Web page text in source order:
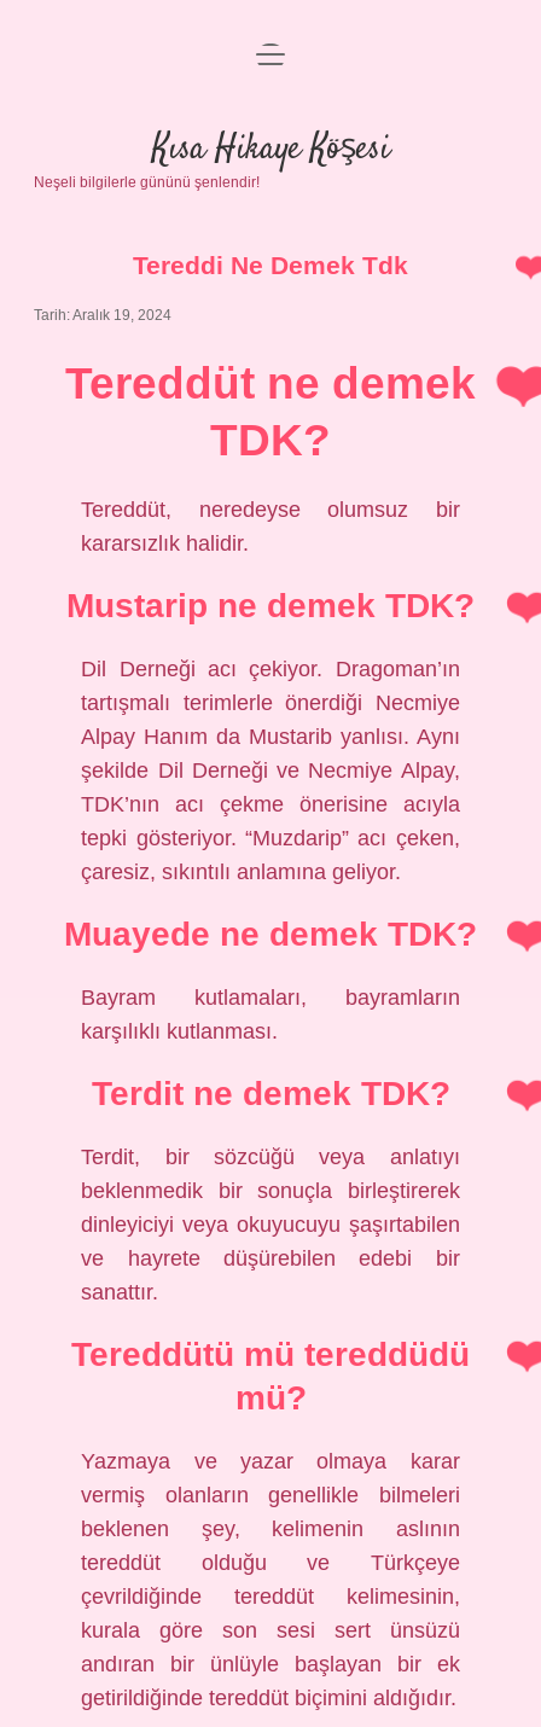
Anasayfa
Gizlilik Politikası
Yasal Uyarı
menüyü
Kısa Hikaye Köşesi
Neşeli bilgilerle gününü şenlendir!
Tereddi Ne Demek Tdk
Tarih: Aralık 19, 2024
Tereddüt ne demek
TDK?
Tereddüt, neredeyse olumsuz bir
kararsızlık halidir.
Mustarip ne demek TDK?
Dil Derneği acı çekiyor. Dragoman’ın
tartışmalı terimlerle önerdiği Necmiye
Alpay Hanım da Mustarib yanlısı. Aynı
şekilde Dil Derneği ve Necmiye Alpay,
TDK’nın acı çekme önerisine acıyla
tepki gösteriyor. “Muzdarip” acı çeken,
çaresiz, sıkıntılı anlamına geliyor.
Muayede ne demek TDK?
Bayram kutlamaları, bayramların
karşılıklı kutlanması.
Terdit ne demek TDK?
Terdit, bir sözcüğü veya anlatıyı
beklenmedik bir sonuçla birleştirerek
dinleyiciyi veya okuyucuyu şaşırtabilen
ve hayrete düşürebilen edebi bir
sanattır.
Tereddütü mü tereddüdü
mü?
Yazmaya ve yazar olmaya karar
vermiş olanların genellikle bilmeleri
beklenen şey, kelimenin aslının
tereddüt olduğu ve Türkçeye
çevrildiğinde tereddüt kelimesinin,
kurala göre son sesi sert ünsüzü
andıran bir ünlüyle başlayan bir ek
getirildiğinde tereddüt biçimini aldığıdır.